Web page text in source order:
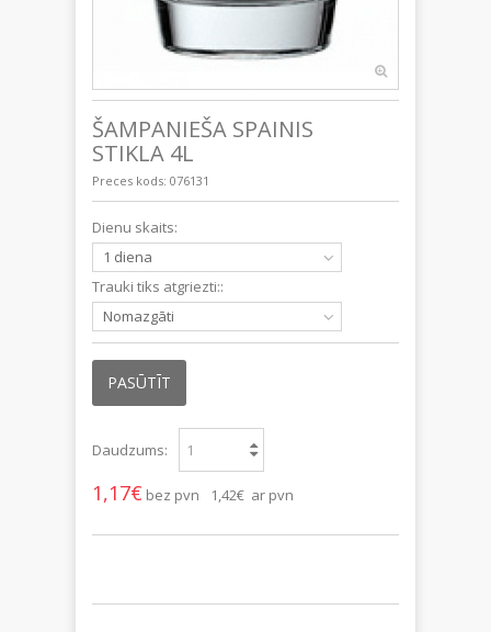
ŠAMPANIEŠA SPAINIS
STIKLA 4L
Preces kods: 076131
Dienu skaits:
1 diena
Trauki tiks atgriezti::
Nomazgāti
PASŪTĪT
Daudzums:
1,17€ bez pvn 1,42€ ar pvn